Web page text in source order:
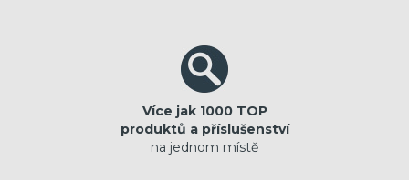
Více jak 1000 TOP
produktů a příslušenství
na jednom místě